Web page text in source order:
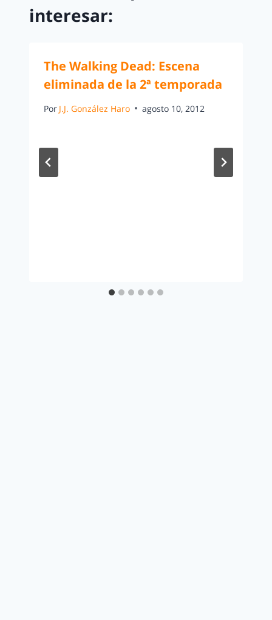
interesar:
The Walking Dead: Escena
eliminada de la 2ª temporada
Por J.J. González Haro agosto 10, 2012